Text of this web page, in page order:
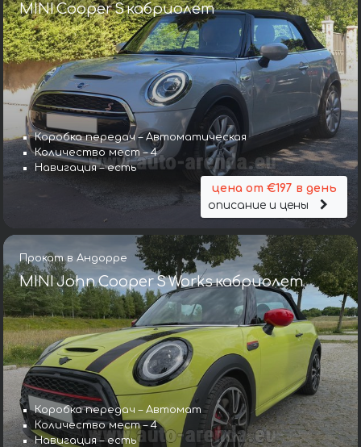
MINI Cooper S кабриолет
Коробка передач – Автоматическая
Количество мест – 4
Навигация – есть
цена от €197 в день
описание и цены
Прокат в Андорре
MINI John Cooper S Works кабриолет
Коробка передач – Автомат
Количество мест – 4
Навигация – есть